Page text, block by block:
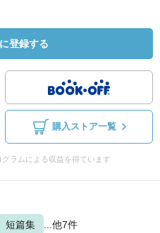
登録する
購入ストア一覧
ラムによる収益を得ています
短篇集 ...他7件